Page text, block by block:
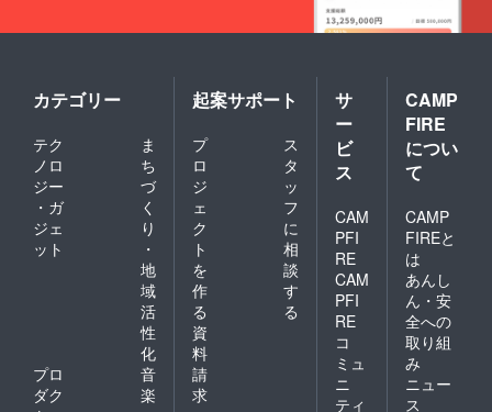
カテゴリー
テク
ノロ
ジー
・ガ
ジェ
ット
ま
ち
づ
く
り
・
地
域
活
性
化
プロ
ダク
音
楽
起案サポート
プ
ロ
ジ
ェ
ク
ト
を
作
る
ス
タ
ッ
フ
に
相
談
す
る
資
料
請
求
サ
ー
ビ
ス
CAM
PFI
RE
CAM
PFI
RE
コ
ミュ
ニ
ティ
CAMP
FIRE
につい
て
CAMP
FIREと
は
あんし
ん・安
全への
取り組
み
ニュー
ス